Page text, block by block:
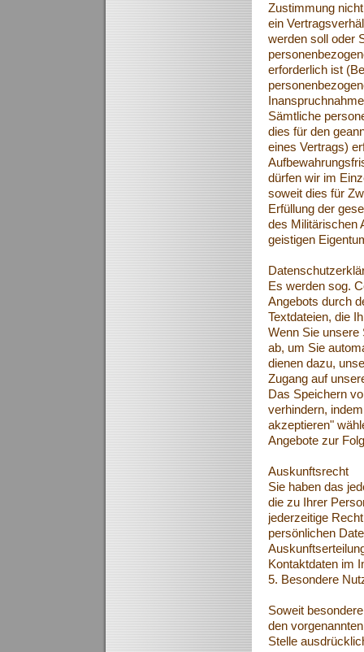
Zustimmung
ein
werden soll oder
erforderlich ist
Sämtliche
dies für den
eines Vertrags)
dürfen wir im
soweit dies für
Erfüllung der
des Militärischen
geistigen
Es werden sog.
Angebots durch
Textdateien, die
Wenn Sie unsere
ab, um Sie
dienen dazu,
Zugang auf
Das Speichern
verhindern,
akzeptieren"
Angebote zur
Auskunftsrecht
Sie haben das
die zu Ihrer
jederzeitige
persönlichen
Kontaktdaten im
5. Besondere
Soweit
den
Stelle